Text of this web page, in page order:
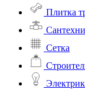
Плитка
Сетка